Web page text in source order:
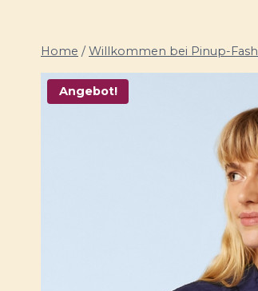
Home / Willkommen bei Pinup-
Angebot!